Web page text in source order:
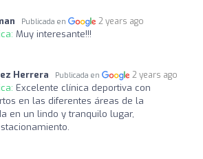
Publicada en 2 years ago
Muy interesante!!!
Herrera Publicada en 2 years ago
Excelente clínica deportiva con
en las diferentes áreas de la
en un lindo y tranquilo lugar,